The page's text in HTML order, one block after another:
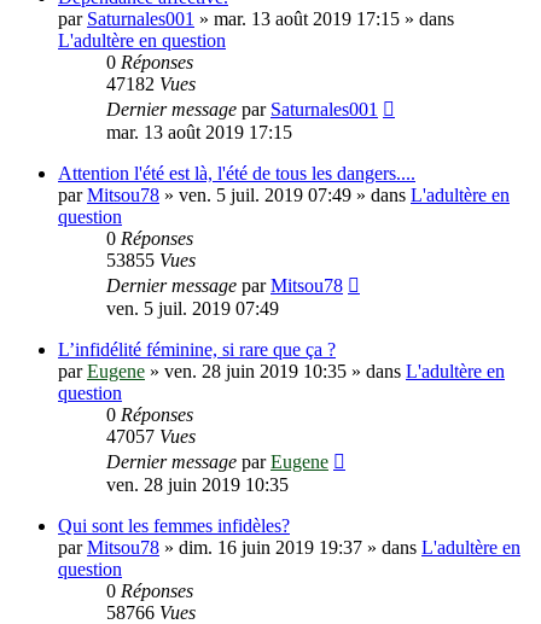
par Saturnales001 » mar. 13 août 2019 17:15 » dans
L'adultère en question
0 Réponses
47182 Vues
Dernier message par Saturnales001
mar. 13 août 2019 17:15
Attention l'été est là, l'été de tous les dangers....
parMitsou78 » ven. 5 juil. 2019 07:49 » dans L'adultère en
question
0 Réponses
53855 Vues
Dernier message parMitsou78
ven. 5 juil. 2019 07:49
L’infidélité féminine, si rare que ça ?
parEugene » ven. 28 juin 2019 10:35 » dans L'adultère en
question
0 Réponses
47057 Vues
Dernier message parEugene
ven. 28 juin 2019 10:35
Qui sont les femmes infidèles?
parMitsou78 » dim. 16 juin 2019 19:37 » dans L'adultère en
question
0 Réponses
58766 Vues